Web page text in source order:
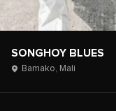
SONGHOY BLUES
Bamako, Mali